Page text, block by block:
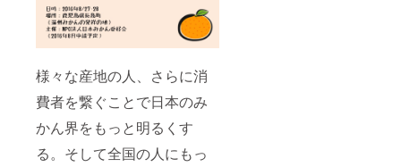
様々な産地の人、さらに消
費者を繋ぐことで日本のみ
かん界をもっと明るくす
る。そして全国の人にもっ